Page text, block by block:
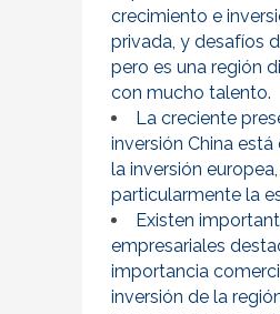
crecimiento e
privada, y desafíos
pero es una región
con mucho talento.
La creciente
inversión China
la inversión
particularmente la
Existen
empresariales
importancia
inversión de la